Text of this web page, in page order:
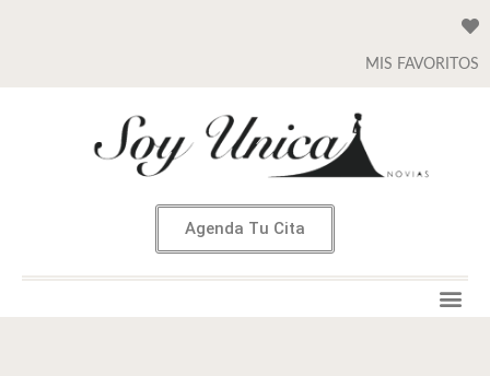
MIS FAVORITOS
Agenda Tu Cita